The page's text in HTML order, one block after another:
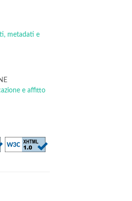
metadati e
e affitto